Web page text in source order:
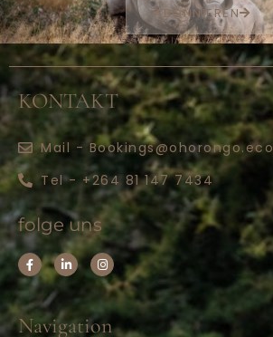
ABONNIEREN
KONTAKT
Mail - Bookings@ohorongo.eco
Tel - +264 81 147 7434
folge uns
Navigation